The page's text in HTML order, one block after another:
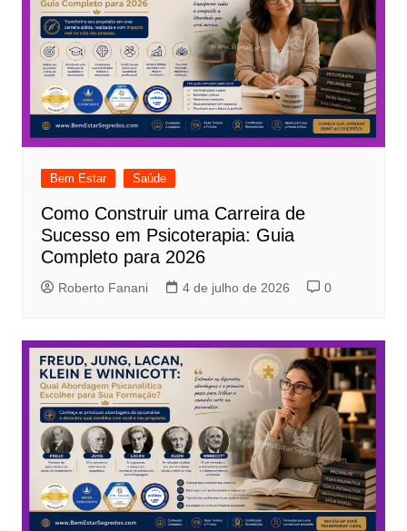
Bem Estar Saúde
Como Construir uma Carreira de
Sucesso em Psicoterapia: Guia
Completo para 2026
Roberto Fanani 4 de julho de 2026 0